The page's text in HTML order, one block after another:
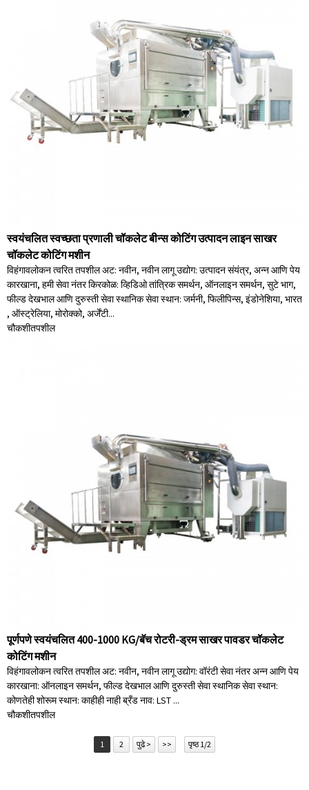
स्वयंचलित स्वच्छता प्रणाली चॉकलेट बीन्स कोटिंग उत्पादन लाइन साखर
चॉकलेट कोटिंग मशीन
विहंगावलोकन त्वरित तपशील अट: नवीन, नवीन लागू उद्योग: उत्पादन संयंत्र, अन्न आणि पेय
कारखाना, हमी सेवा नंतर किरकोळ: व्हिडिओ तांत्रिक समर्थन, ऑनलाइन समर्थन, सुटे भाग,
फील्ड देखभाल आणि दुरुस्ती सेवा स्थानिक सेवा स्थान: जर्मनी, फिलीपिन्स, इंडोनेशिया, भारत
, ऑस्ट्रेलिया, मोरोक्को, अर्जेंटी...
चौकशीतपशील
पूर्णपणे स्वयंचलित 400-1000 KG/बॅच रोटरी-ड्रम साखर पावडर चॉकलेट
कोटिंग मशीन
विहंगावलोकन त्वरित तपशील अट: नवीन, नवीन लागू उद्योग: वॉरंटी सेवा नंतर अन्न आणि पेय
कारखाना: ऑनलाइन समर्थन, फील्ड देखभाल आणि दुरुस्ती सेवा स्थानिक सेवा स्थान:
कोणतेही शोरूम स्थान: काहीही नाही ब्रँड नाव: LST ...
चौकशीतपशील
1 2 पुढे > >> पृष्ठ 1/2